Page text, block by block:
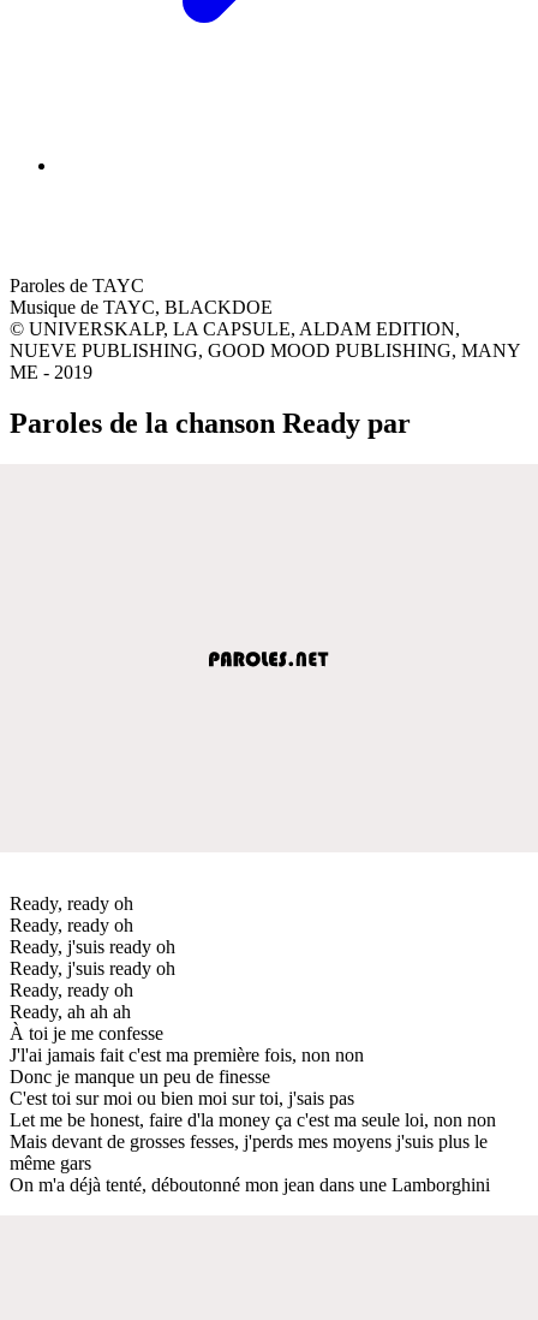
Paroles de TAYC
Musique de TAYC, BLACKDOE
© UNIVERSKALP, LA CAPSULE, ALDAM EDITION,
NUEVE PUBLISHING, GOOD MOOD PUBLISHING, MANY
ME - 2019
Paroles de la chanson Ready par
Ready, ready oh
Ready, ready oh
Ready, j'suis ready oh
Ready, j'suis ready oh
Ready, ready oh
Ready, ah ah ah
À toi je me confesse
J'l'ai jamais fait c'est ma première fois, non non
Donc je manque un peu de finesse
C'est toi sur moi ou bien moi sur toi, j'sais pas
Let me be honest, faire d'la money ça c'est ma seule loi, non non
Mais devant de grosses fesses, j'perds mes moyens j'suis plus le
même gars
On m'a déjà tenté, déboutonné mon jean dans une Lamborghini